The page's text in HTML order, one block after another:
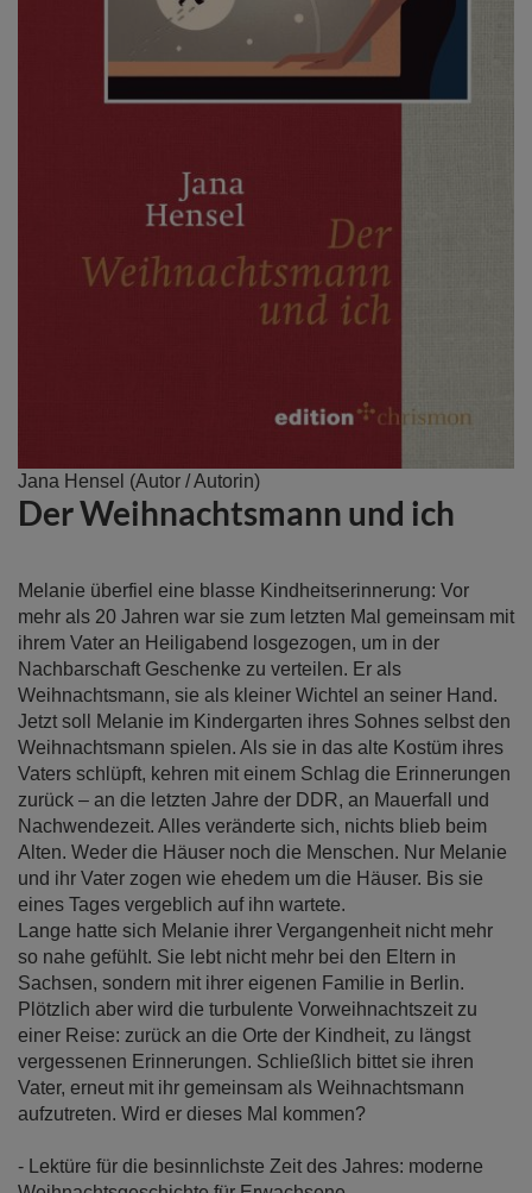
Jana Hensel (Autor / Autorin)
Der Weihnachtsmann und ich
Melanie überfiel eine blasse Kindheitserinnerung: Vor
mehr als 20 Jahren war sie zum letzten Mal gemeinsam mit
ihrem Vater an Heiligabend losgezogen, um in der
Nachbarschaft Geschenke zu verteilen. Er als
Weihnachtsmann, sie als kleiner Wichtel an seiner Hand.
Jetzt soll Melanie im Kindergarten ihres Sohnes selbst den
Weihnachtsmann spielen. Als sie in das alte Kostüm ihres
Vaters schlüpft, kehren mit einem Schlag die Erinnerungen
zurück – an die letzten Jahre der DDR, an Mauerfall und
Nachwendezeit. Alles veränderte sich, nichts blieb beim
Alten. Weder die Häuser noch die Menschen. Nur Melanie
und ihr Vater zogen wie ehedem um die Häuser. Bis sie
eines Tages vergeblich auf ihn wartete.
Lange hatte sich Melanie ihrer Vergangenheit nicht mehr
so nahe gefühlt. Sie lebt nicht mehr bei den Eltern in
Sachsen, sondern mit ihrer eigenen Familie in Berlin.
Plötzlich aber wird die turbulente Vorweihnachtszeit zu
einer Reise: zurück an die Orte der Kindheit, zu längst
vergessenen Erinnerungen. Schließlich bittet sie ihren
Vater, erneut mit ihr gemeinsam als Weihnachtsmann
aufzutreten. Wird er dieses Mal kommen?
- Lektüre für die besinnlichste Zeit des Jahres: moderne
Zum
Anfang
der
springen